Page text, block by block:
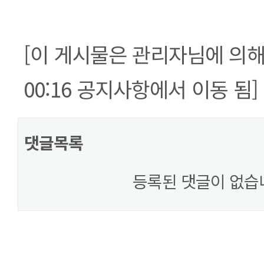
[이 게시물은 관리자님에 의
00:16 공지사항에서 이동 됨]
댓글목록
등록된 댓글이 없습